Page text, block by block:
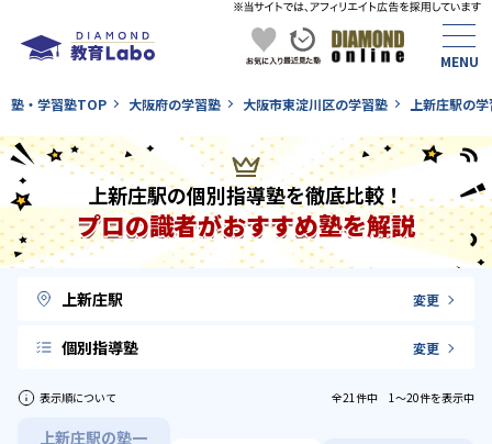
塾・学習塾TOP 大阪府の学習塾 大阪市東淀川区の学習塾 上新庄駅の
上新庄駅の個別指導塾を徹底比較！
プロの識者がおすすめ塾を解説
上新庄駅 変更
個別指導塾 変更
表示順について 全21件中 1〜20件を表示中
上新庄駅の塾一